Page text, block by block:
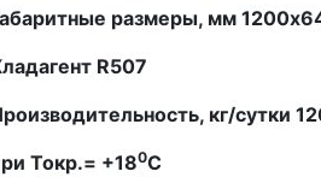
размеры, мм
R507
кг/сутки
Токр.= +180С